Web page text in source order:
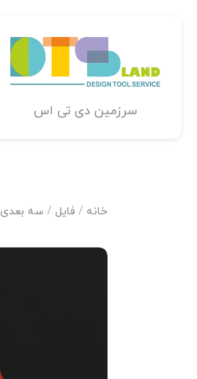
سرزمین دی تی اس
خانه / فایل / سه بعدی